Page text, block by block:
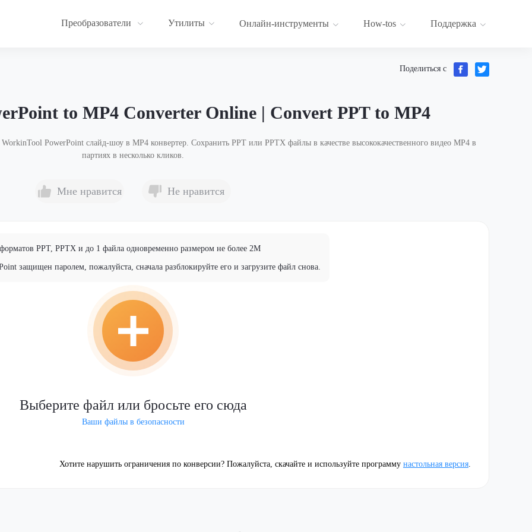
Преобразователи Утилиты Онлайн-инструменты How-tos Поддержка
Поделиться с
to MP4 Converter Online | Convert PPT to MP4
PowerPoint слайд-шоу в MP4 конвертер. Сохранить PPT или PPTX файлы в качестве высококачественного видео MP4 в
партиях в несколько кликов.
Мне нравится Не нравится
PPT, PPTX и до 1 файла одновременно размером не более 2M
защищен паролем, пожалуйста, сначала разблокируйте его и загрузите файл снова.
Выберите файл или бросьте его сюда
Ваши файлы в безопасности
Хотите нарушить ограничения по конверсии? Пожалуйста, скачайте и используйте программу настольная версия.